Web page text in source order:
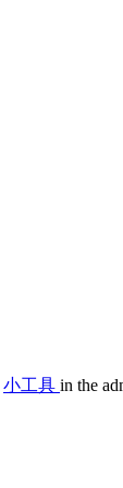
小工具 in the